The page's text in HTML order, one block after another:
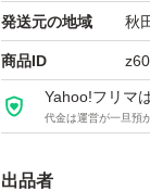
発送元の地域 秋
商品ID
Yahoo!フリマ
代金は運営が一旦預
出品者